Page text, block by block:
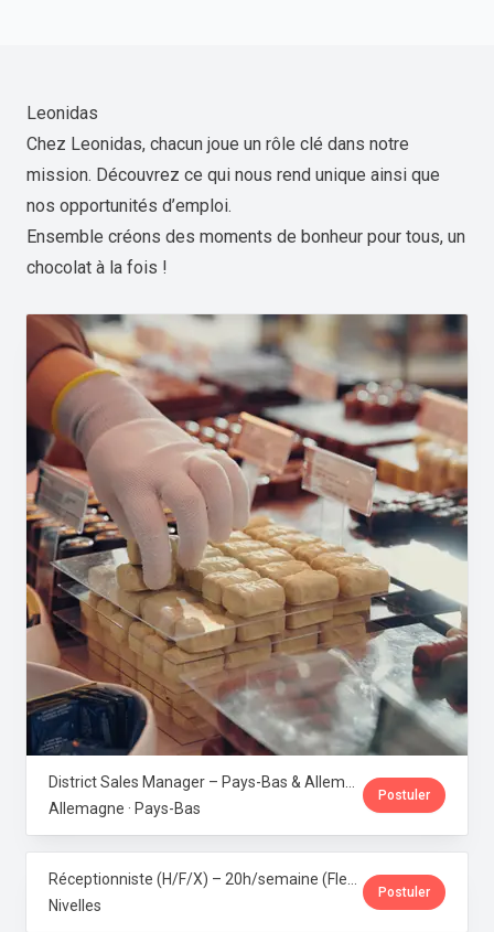
Leonidas
Chez Leonidas, chacun joue un rôle clé dans notre
mission. Découvrez ce qui nous rend unique ainsi que
nos opportunités d’emploi.
Ensemble créons des moments de bonheur pour tous, un
chocolat à la fois !
Allemagne · Pays-Bas
Postuler
Nivelles
Postuler